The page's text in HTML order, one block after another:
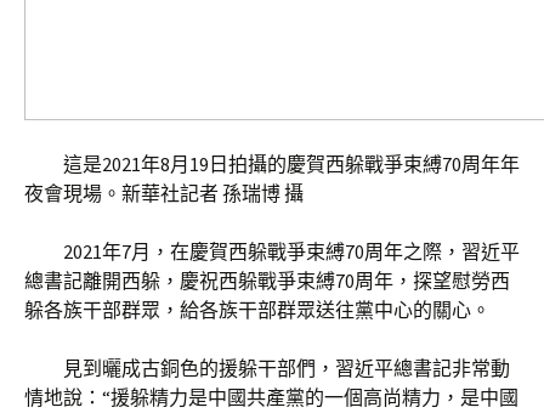
這是2021年8月19日拍攝的慶賀西躲戰爭束縛70周年年
夜會現場。新華社記者 孫瑞博 攝
2021年7月，在慶賀西躲戰爭束縛70周年之際，習近平
總書記離開西躲，慶祝西躲戰爭束縛70周年，探望慰勞西
躲各族干部群眾，給各族干部群眾送往黨中心的關心。
見到曬成古銅色的援躲干部們，習近平總書記非常動
情地說：“援躲精力是中國共產黨的一個高尚精力，是中國